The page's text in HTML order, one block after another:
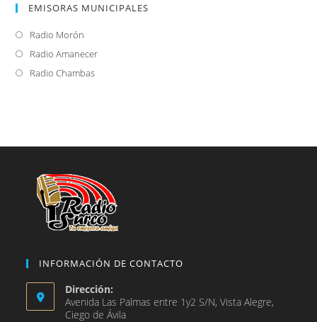
EMISORAS MUNICIPALES
Radio Morón
abre
en
Radio AmanecerSe
Radio ChambasSe
nueva
INFORMACIÓN DE CONTACTO
Dirección:
Avenida Las Palmas entre 1y2 S/N, Vista Alegre,
Ciego de Ávila